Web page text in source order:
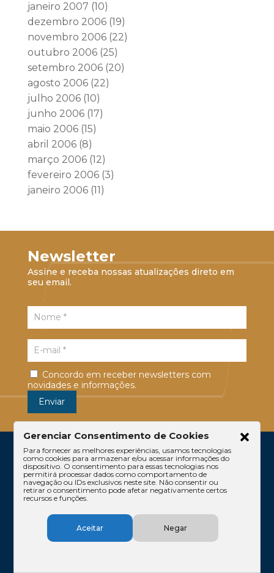
janeiro 2007 (10)
dezembro 2006(19)
novembro 2006(22)
outubro 2006(25)
setembro 2006(20)
agosto 2006(22)
julho 2006(10)
junho 2006(17)
maio 2006(15)
abril 2006(8)
março 2006(12)
fevereiro 2006(3)
janeiro 2006(11)
Newsletter
Assine e receba nossas atualizações direto em
seu email.
Concordo em receber newsletters com
novidades e informações.
Escritório
Equipe
Conteúdos
Contato
Código de Ética
Gerenciar Consentimento de Cookies
Para fornecer as melhores experiências, usamos tecnologias
como cookies para armazenar e/ou acessar informações do
dispositivo. O consentimento para essas tecnologias nos
permitirá processar dados como comportamento de
navegação ou IDs exclusivos neste site. Não consentir ou
retirar o consentimento pode afetar negativamente certos
recursos e funções.
Aceitar Negar